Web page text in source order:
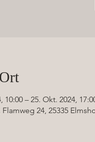
10:00 – 25. Okt. 2024,
Flamweg 24, 25335